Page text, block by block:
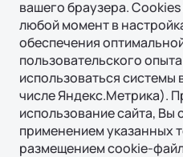
Ли Л9 | Li L9
ВЫБОР И ПОКУПКА
Консультация
Тест-драйв
Специальные предложения
Авто в наличии
Владение
СЕРВИС
Официальный сервис
Регламент ТО
ПОДДЕРЖКА
Технологии
ТЕХНОЛОГИИ ЛИ АВТО | LI AUTO
REEV-платформа
О нас
О БРЕНДЕ
вашего браузера.
любой момент в
обеспечения
пользовательского
использоваться системы
числе Яндекс.Метрика).
использование сайта, Вы
применением указанных
размещением cookie-